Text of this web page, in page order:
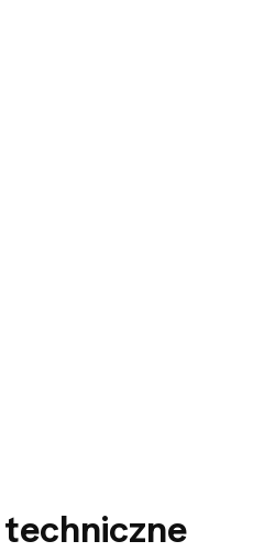
techniczne